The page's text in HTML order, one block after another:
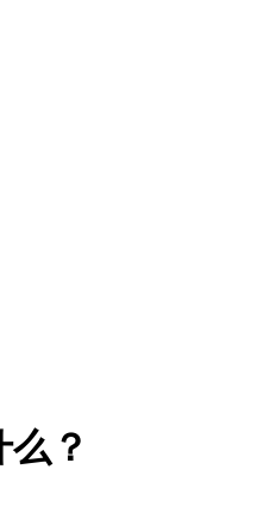
？